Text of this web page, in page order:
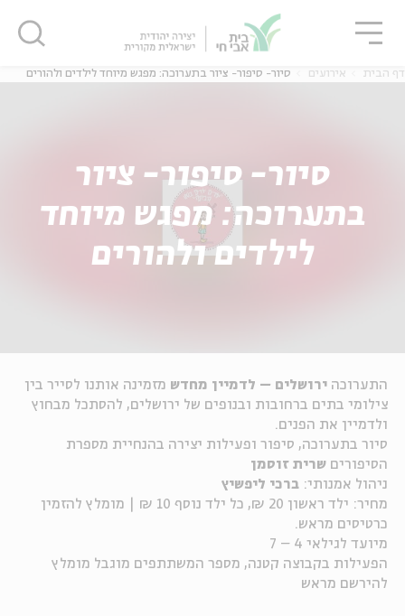
דף הבית אירועים סיור- סיפור- ציור בתערוכה: מפגש מיוחד לילדים ולהורים
סיור- סיפור- ציור
בתערוכה: מפגש מיוחד
לילדים ולהורים
התערוכה ירושלים – לדמיין מחדש מזמינה אותנו לסייר בין
צילומי בתים ברחובות ובנופים של ירושלים, להסתכל מבחוץ
ולדמיין את הפנים.
סיור בתערוכה, סיפור ופעילות יצירה בהנחיית מספרת
הסיפורים שרית זוסמן
ניהול אמנותי: ברכי ליפשיץ
מחיר: ילד ראשון 20 ₪, כל ילד נוסף 10 ₪ | מומלץ להזמין
כרטיסים מראש.
מיועד לגילאי 4 – 7
הפעילות בקבוצה קטנה, מספר המשתתפים מוגבל מומלץ
להירשם מראש
סגור